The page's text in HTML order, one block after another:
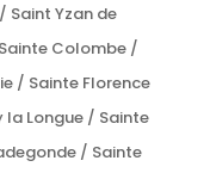
Saint Yzan de
Colombe /
/ Sainte Florence
la Longue / Sainte
/ Sainte